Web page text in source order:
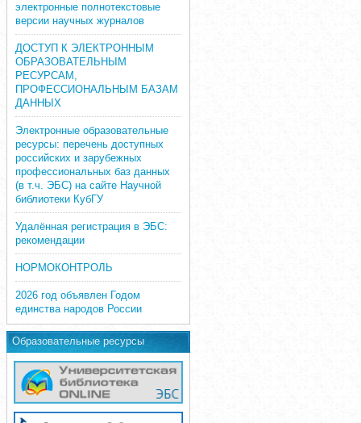
электронные полнотекстовые
версии научных журналов
ДОСТУП К ЭЛЕКТРОННЫМ
ОБРАЗОВАТЕЛЬНЫМ
РЕСУРСАМ,
ПРОФЕССИОНАЛЬНЫМ БАЗАМ
ДАННЫХ
Электронные образовательные
ресурсы: перечень доступных
российских и зарубежных
профессиональных баз данных
(в т.ч. ЭБС) на сайте Научной
библиотеки КубГУ
Удалённая регистрация в ЭБС:
рекомендации
НОРМОКОНТРОЛЬ
2026 год объявлен Годом
единства народов России
Образовательные ресурсы